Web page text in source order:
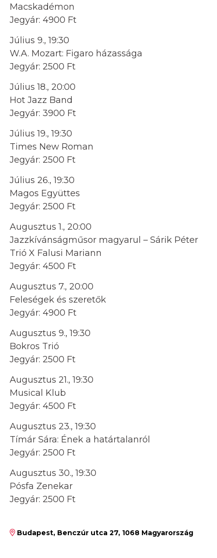
Macskadémon
Jegyár: 4900 Ft
Július 9., 19:30
W.A. Mozart: Figaro házassága
Jegyár: 2500 Ft
Július 18., 20:00
Hot Jazz Band
Jegyár: 3900 Ft
Július 19., 19:30
Times New Roman
Jegyár: 2500 Ft
Július 26., 19:30
Magos Együttes
Jegyár: 2500 Ft
Augusztus 1., 20:00
Jazzkívánságműsor magyarul – Sárik Péter
Trió X Falusi Mariann
Jegyár: 4500 Ft
Augusztus 7., 20:00
Feleségek és szeretők
Jegyár: 4900 Ft
Augusztus 9., 19:30
Bokros Trió
Jegyár: 2500 Ft
Augusztus 21., 19:30
Musical Klub
Jegyár: 4500 Ft
Augusztus 23., 19:30
Tímár Sára: Ének a határtalanról
Jegyár: 2500 Ft
Augusztus 30., 19:30
Pósfa Zenekar
Jegyár: 2500 Ft
Budapest, Benczúr utca 27, 1068 Magyarország